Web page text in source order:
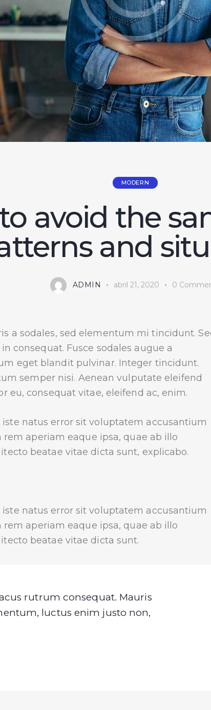
MODERN
avoid the
and
ADMIN abril 21, 2020 0
a sodales, sed elementum mi tincidunt.
consequat. Fusce sodales augue a
eget blandit pulvinar. Integer tincidunt.
semper nisi. Aenean vulputate eleifend
eu, consequat vitae, eleifend ac, enim.
natus error sit voluptatem accusantium
aperiam eaque ipsa, quae ab illo
beatae vitae dicta sunt, explicabo.
natus error sit voluptatem accusantium
aperiam eaque ipsa, quae ab illo
beatae vitae dicta sunt.
rutrum consequat. Mauris
luctus enim justo non,